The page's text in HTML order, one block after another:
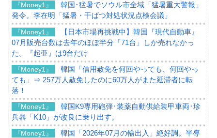
『Money1』
韓国･猛暑でソウル市全域「猛暑重大警報」
発令。李在明「猛暑・干ばつ対処状況点検会議」
『Money1』
【日本市場再挑戦中】韓国『現代自動車』
07月販売台数は去年のほぼ半分「71台」しか売れなかっ
た。『起亜』は9台だけ
『Money1』
韓国「信用赦免を何回やっても、何回やっ
ても」⇒ 257万人赦免したのに60万人がまた延滞者に転
落！
『Money1』
韓国K9専用砲弾･装薬自動供給装甲車両･珍
兵器「K10」が改良に乗り出す。
『Money1』
韓国「2026年07月の輸出入」絶好調。半導